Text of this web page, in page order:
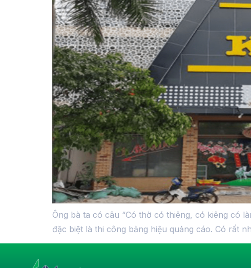
Ông bà ta có câu “Có thờ có thiêng, có kiêng có
đặc biệt là thi công bảng hiệu quảng cáo. Có rất